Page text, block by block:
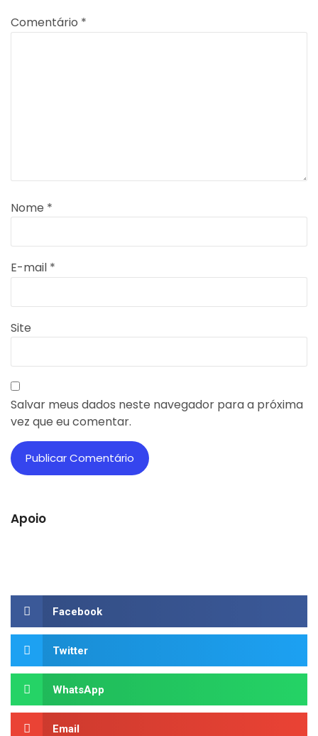
Comentário *
Nome *
E-mail *
Site
Salvar meus dados neste navegador para a próxima
vez que eu comentar.
Apoio
Facebook
Twitter
WhatsApp
Email